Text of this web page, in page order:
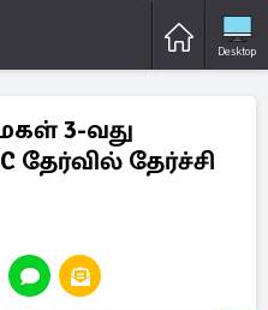
Desktop
3-வது
தேர்வில் தேர்ச்சி